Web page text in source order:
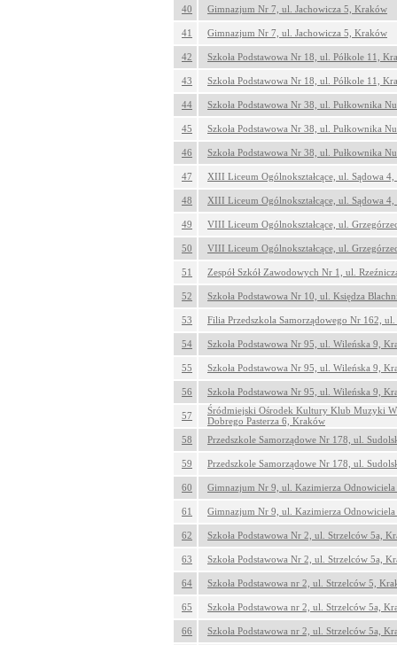
40
Gimnazjum Nr 7, ul. Jachowicza 5, Kraków
41 Gimnazjum Nr 7, ul. Jachowicza 5, Kraków
42 Szkoła Podstawowa Nr 18, ul. Półkole 11,
43 Szkoła Podstawowa Nr 18, ul. Półkole 11,
44 Szkoła Podstawowa Nr 38, ul. Pułkownika
45 Szkoła Podstawowa Nr 38, ul. Pułkownika
46 Szkoła Podstawowa Nr 38, ul. Pułkownika
47 XIII Liceum Ogólnokształcące, ul. Sądowa
48 XIII Liceum Ogólnokształcące, ul. Sądowa
49 VIII Liceum Ogólnokształcące, ul.
50 VIII Liceum Ogólnokształcące, ul.
51 Zespół Szkół Zawodowych Nr 1, ul.
52 Szkoła Podstawowa Nr 10, ul. Księdza
53 Filia Przedszkola Samorządowego Nr 162,
54 Szkoła Podstawowa Nr 95, ul. Wileńska 9,
55 Szkoła Podstawowa Nr 95, ul. Wileńska 9,
56 Szkoła Podstawowa Nr 95, ul. Wileńska 9,
57
Śródmiejski Ośrodek Kultury Klub Muzyki
Dobrego Pasterza 6, Kraków
58
Przedszkole Samorządowe Nr 178, ul.
59 Przedszkole Samorządowe Nr 178, ul.
60 Gimnazjum Nr 9, ul. Kazimierza
61 Gimnazjum Nr 9, ul. Kazimierza
62 Szkoła Podstawowa Nr 2, ul. Strzelców 5a,
63 Szkoła Podstawowa Nr 2, ul. Strzelców 5a,
64 Szkoła Podstawowa nr 2, ul. Strzelców 5,
65 Szkoła Podstawowa nr 2, ul. Strzelców 5a,
66 Szkoła Podstawowa nr 2, ul. Strzelców 5a,